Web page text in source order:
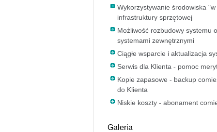
Wykorzystywanie środowiska
infrastruktury sprzętowej
Możliwość rozbudowy systemu
systemami zewnętrznymi
Ciągłe wsparcie i aktualizacja
Serwis dla Klienta - pomoc
Kopie zapasowe - backup
do Klienta
Niskie koszty - abonament
Galeria